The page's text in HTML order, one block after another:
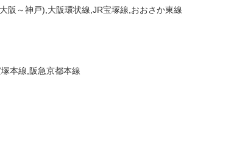
阪～神戸),大阪環状線,JR宝塚線,おおさか東線
本線,阪急京都本線
「子どもが好きだか